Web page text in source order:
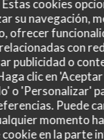
cookies
su navegación,
ofrecer
con
publicidad o
clic en
o 'Personalizar'
Puede
momento
cookie en la parte
clientes
/ Precio: 5/5